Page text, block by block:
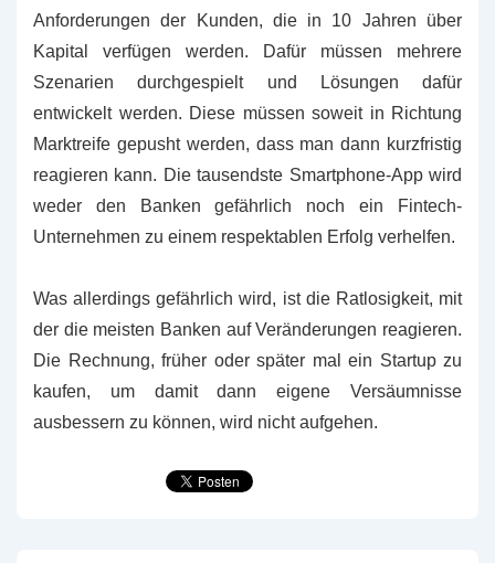
Anforderungen der Kunden, die in 10 Jahren über
Kapital verfügen werden. Dafür müssen mehrere
Szenarien durchgespielt und Lösungen dafür
entwickelt werden. Diese müssen soweit in Richtung
Marktreife gepusht werden, dass man dann kurzfristig
reagieren kann. Die tausendste Smartphone-App wird
weder den Banken gefährlich noch ein Fintech-
Unternehmen zu einem respektablen Erfolg verhelfen.
Was allerdings gefährlich wird, ist die Ratlosigkeit, mit
der die meisten Banken auf Veränderungen reagieren.
Die Rechnung, früher oder später mal ein Startup zu
kaufen, um damit dann eigene Versäumnisse
ausbessern zu können, wird nicht aufgehen.